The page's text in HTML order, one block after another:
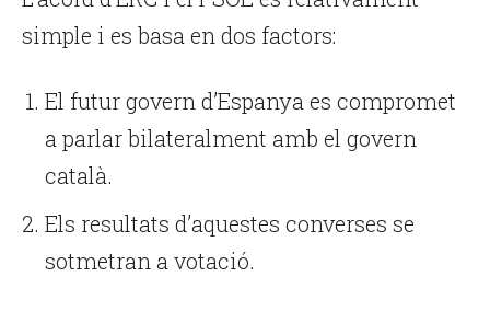
simple i es basa en dos factors:
El futur govern d’Espanya es compromet
a parlar bilateralment amb el govern
català.
Els resultats d’aquestes converses se
sotmetran a votació.